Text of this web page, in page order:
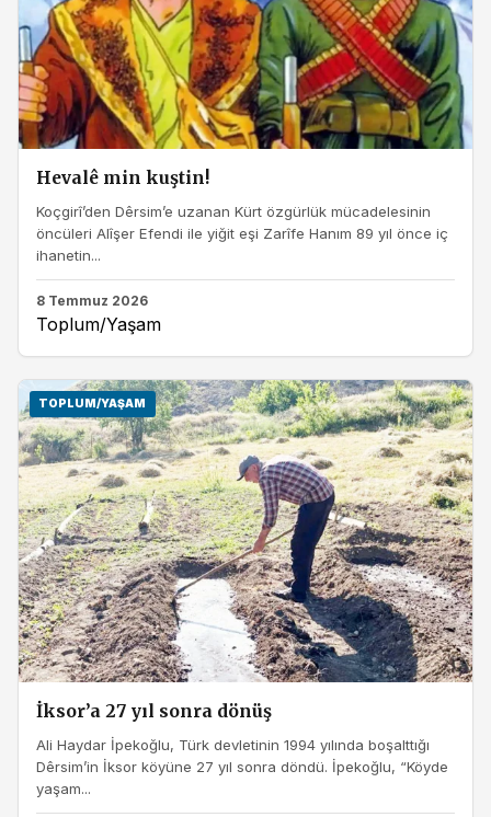
Hevalê min kuştin!
Koçgirî’den Dêrsim’e uzanan Kürt özgürlük mücadelesinin
öncüleri Alîşer Efendi ile yiğit eşi Zarîfe Hanım 89 yıl önce iç
ihanetin...
8 Temmuz 2026
Toplum/Yaşam
TOPLUM/YAŞAM
İksor’a 27 yıl sonra dönüş
Ali Haydar İpekoğlu, Türk devletinin 1994 yılında boşalttığı
Dêrsim’in İksor köyüne 27 yıl sonra döndü. İpekoğlu, “Köyde
yaşam...